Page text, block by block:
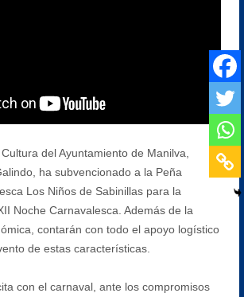
del Ayuntamiento de Manilva,
ha subvencionado a la Peña
Los Niños de Sabinillas para la
Noche Carnavalesca. Además de la
contarán con todo el apoyo logístico
de estas características.
con el carnaval, ante los compromisos